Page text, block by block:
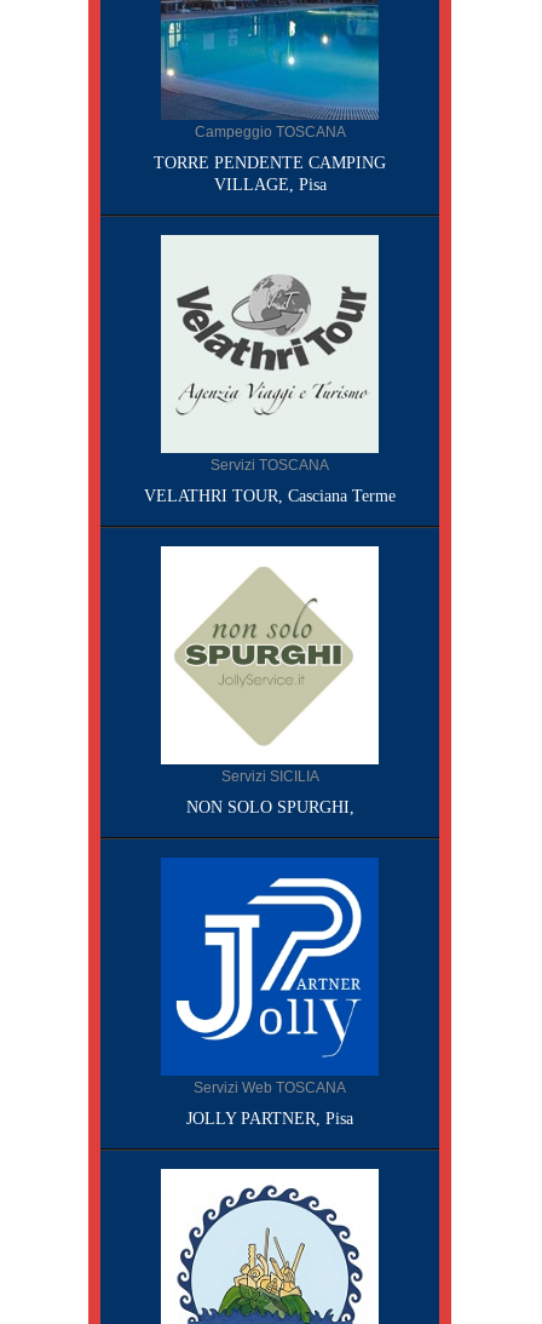
Campeggio TOSCANA
TORRE PENDENTE CAMPING
VILLAGE, Pisa
Servizi TOSCANA
VELATHRI TOUR, Casciana Terme
Servizi SICILIA
NON SOLO SPURGHI,
Servizi Web TOSCANA
JOLLY PARTNER, Pisa